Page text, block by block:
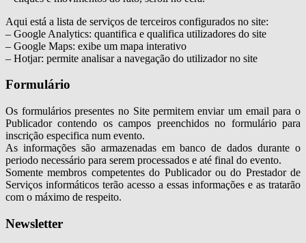
Aqui está a lista de serviços de terceiros configurados no site:
– Google Analytics: quantifica e qualifica utilizadores do site
– Google Maps: exibe um mapa interativo
– Hotjar: permite analisar a navegação do utilizador no site
Formulário
Os formulários presentes no Site permitem enviar um email para o
Publicador contendo os campos preenchidos no formulário para
inscrição especifica num evento.
As informações são armazenadas em banco de dados durante o
periodo necessário para serem processados e até final do evento.
Somente membros competentes do Publicador ou do Prestador de
Serviços informáticos terão acesso a essas informações e as tratarão
com o máximo de respeito.
Newsletter